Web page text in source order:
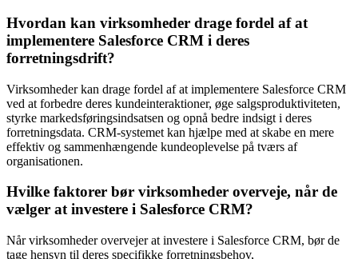
Hvordan kan virksomheder drage fordel af at
implementere Salesforce CRM i deres
forretningsdrift?
Virksomheder kan drage fordel af at implementere Salesforce CRM
ved at forbedre deres kundeinteraktioner, øge salgsproduktiviteten,
styrke markedsføringsindsatsen og opnå bedre indsigt i deres
forretningsdata. CRM-systemet kan hjælpe med at skabe en mere
effektiv og sammenhængende kundeoplevelse på tværs af
organisationen.
Hvilke faktorer bør virksomheder overveje, når de
vælger at investere i Salesforce CRM?
Når virksomheder overvejer at investere i Salesforce CRM, bør de
tage hensyn til deres specifikke forretningsbehov,